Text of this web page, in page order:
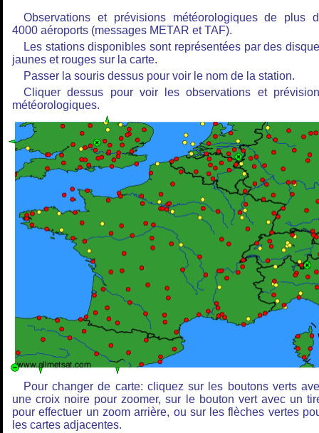
Observations et prévisions météorologiques de plus
4000 aéroports (messages METAR et TAF).
Les stations disponibles sont représentées par des
jaunes et rouges sur la carte.
Passer la souris dessus pour voir le nom de la station.
Cliquer dessus pour voir les observations et
météorologiques.
Pour changer de carte: cliquez sur les boutons verts
une croix noire pour zoomer, sur le bouton vert avec un
pour effectuer un zoom arrière, ou sur les flèches vertes
les cartes adjacentes.